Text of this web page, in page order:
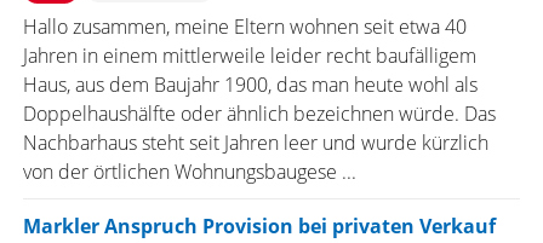
Hallo zusammen, meine Eltern wohnen seit etwa 40
Jahren in einem mittlerweile leider recht baufälligem
Haus, aus dem Baujahr 1900, das man heute wohl als
Doppelhaushälfte oder ähnlich bezeichnen würde. Das
Nachbarhaus steht seit Jahren leer und wurde kürzlich
von der örtlichen Wohnungsbaugese ...
Markler Anspruch Provision bei privaten Verkauf